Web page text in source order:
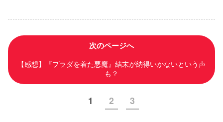
次のページへ
【感想】『プラダを着た悪魔』結末が納得いかないという声
も？
1 2 3